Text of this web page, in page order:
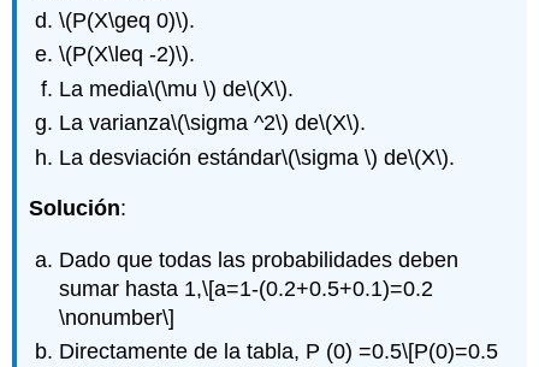
\(P(X\geq 0)\).
\(P(X\leq -2)\).
La media\(\mu \) de\(X\).
La varianza\(\sigma ^2\) de\(X\).
La desviación estándar\(\sigma \) de\(X\).
Solución:
Dado que todas las probabilidades deben
sumar hasta 1,\[a=1-(0.2+0.5+0.1)=0.2
\nonumber\]
Directamente de la tabla, P (0) =0.5\[P(0)=0.5